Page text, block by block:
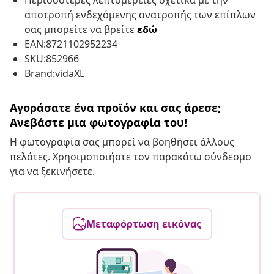
αποτροπή ενδεχόμενης ανατροπής των επίπλων
σας μπορείτε να βρείτεεδώ
EAN:8721102952234
SKU:852966
Brand:vidaXL
Αγοράσατε ένα προϊόν και σας άρεσε;
Ανεβάστε μια φωτογραφία του!
Η φωτογραφία σας μπορεί να βοηθήσει άλλους
πελάτες. Χρησιμοποιήστε τον παρακάτω σύνδεσμο
για να ξεκινήσετε.
Μεταφόρτωση εικόνας